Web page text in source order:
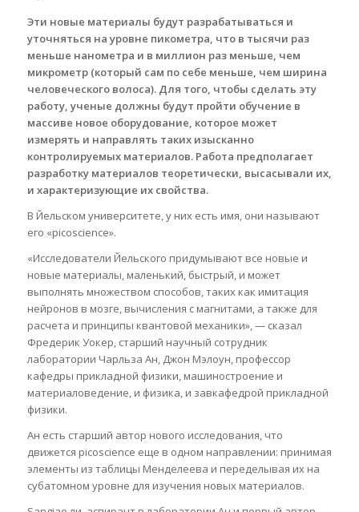
Эти новые материалы будут разрабатываться и
уточняться на уровне пикометра, что в тысячи раз
меньше нанометра и в миллион раз меньше, чем
микрометр (который сам по себе меньше, чем ширина
человеческого волоса). Для того, чтобы сделать эту
работу, ученые должны будут пройти обучение в
массиве новое оборудование, которое может
измерять и направлять таких изысканно
контролируемых материалов. Работа предполагает
разработку материалов теоретически, высасывали их,
и характеризующие их свойства.
В Йельском университете, у них есть имя, они называют
его «picoscience».
«Исследователи Йельского придумывают все новые и
новые материалы, маленький, быстрый, и может
выполнять множеством способов, таких как имитация
нейронов в мозге, вычисления с магнитами, а также для
расчета и принципы квантовой механики», — сказал
Фредерик Уокер, старший научный сотрудник
лаборатории Чарльза Ан, Джон Мэлоун, профессор
кафедры прикладной физики, машиностроение и
материаловедение, и физика, и завкафедрой прикладной
физики.
Ан есть старший автор нового исследования, что
движется picoscience еще в одном направлении: принимая
элементы из таблицы Менделеева и переделывая их на
субатомном уровне для изучения новых материалов.